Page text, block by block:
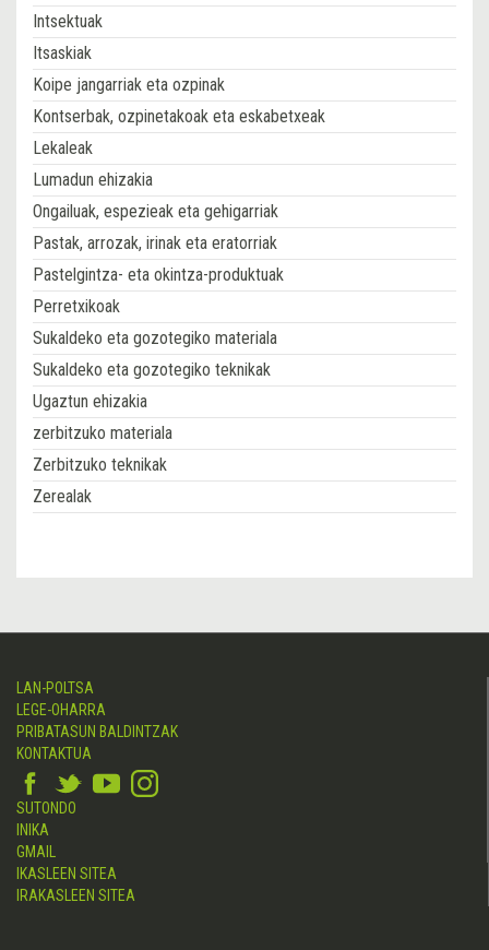
Intsektuak
Itsaskiak
Koipe jangarriak eta ozpinak
Kontserbak, ozpinetakoak eta eskabetxeak
Lekaleak
Lumadun ehizakia
Ongailuak, espezieak eta gehigarriak
Pastak, arrozak, irinak eta eratorriak
Pastelgintza- eta okintza-produktuak
Perretxikoak
Sukaldeko eta gozotegiko materiala
Sukaldeko eta gozotegiko teknikak
Ugaztun ehizakia
zerbitzuko materiala
Zerbitzuko teknikak
Zerealak
LAN-POLTSA
LEGE-OHARRA
PRIBATASUN BALDINTZAK
KONTAKTUA
SUTONDO
INIKA
GMAIL
IKASLEEN SITEA
IRAKASLEEN SITEA